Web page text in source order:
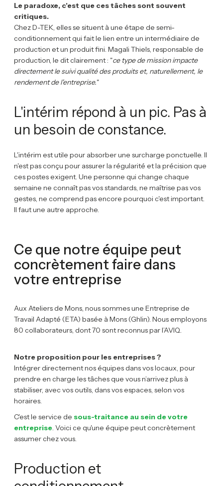
Le paradoxe, c'est que ces tâches sont souvent
critiques.
Chez D-TEK, elles se situent à une étape de semi-
conditionnement qui fait le lien entre un intermédiaire de
production et un produit fini. Magali Thiels, responsable de
production, le dit clairement : "ce type de mission impacte
directement le suivi qualité des produits et, naturellement, le
rendement de l'entreprise."
L'intérim répond à un pic. Pas à
un besoin de constance.
L'intérim est utile pour absorber une surcharge ponctuelle. Il
n'est pas conçu pour assurer la régularité et la précision que
ces postes exigent. Une personne qui change chaque
semaine ne connaît pas vos standards, ne maîtrise pas vos
gestes, ne comprend pas encore pourquoi c'est important.
Il faut une autre approche.
Ce que notre équipe peut
concrètement faire dans
votre entreprise
Aux Ateliers de Mons, nous sommes une Entreprise de
Travail Adapté (ETA) basée à Mons (Ghlin). Nous employons
80 collaborateurs, dont 70 sont reconnus par l’AVIQ.
Notre proposition pour les entreprises ?
Intégrer directement nos équipes dans vos locaux, pour
prendre en charge les tâches que vous n’arrivez plus à
stabiliser, avec vos outils, dans vos espaces, selon vos
horaires.
C'est le service de sous-traitance au sein de votre
entreprise. Voici ce qu'une équipe peut concrètement
assumer chez vous.
Production et